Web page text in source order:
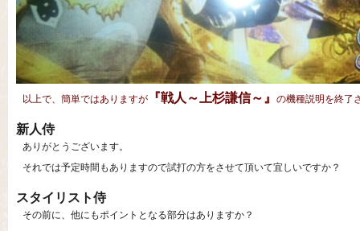
以上で、簡単ではありますが 『戦人～上杉謙信～』 の機種説明を終了
新人侍
ありがとうございます。
それでは予定時間もありますので試打の方をさせて頂いて宜しいですか？
スタイリスト侍
その前に、他にもポイントとなる部分はありますか？